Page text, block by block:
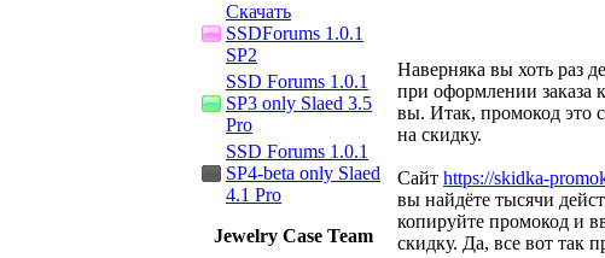
Скачать
SSDForums 1.0.1
SP2
SSD Forums 1.0.1
SP3 only Slaed 3.5
Pro
SSD Forums 1.0.1
SP4-beta only Slaed
4.1 Pro
Jewelry Сase Team
Наверняка вы хоть раз
при оформлении заказа
вы. Итак, промокод это
на скидку.
Сайт https://skidka-
вы найдёте тысячи
копируйте промокод и
скидку. Да, все вот так